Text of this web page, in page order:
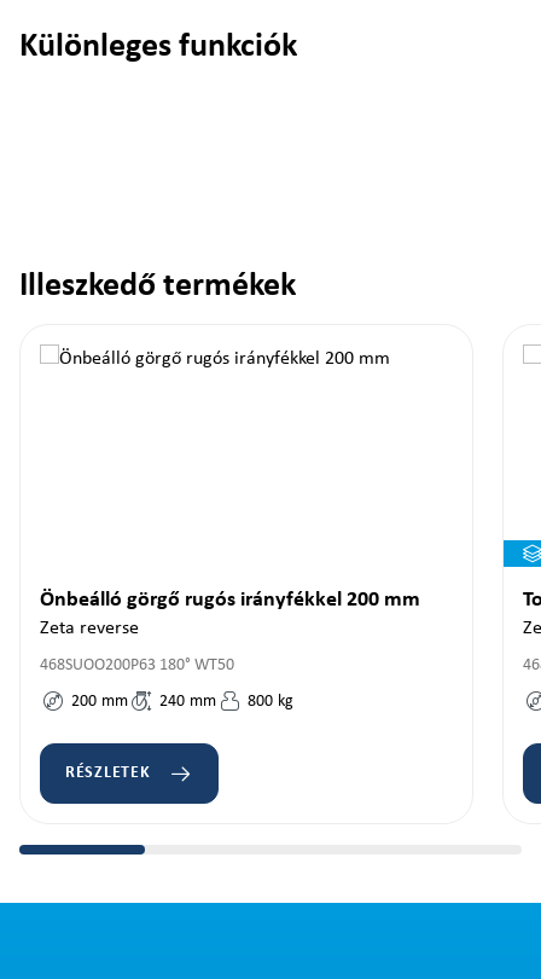
Különleges funkciók
Termékgaléria kihagyása
Illeszkedő termékek
Önbeálló görgő rugós irányfékkel 200 mm
Zeta reverse
468SUOO200P63 180° WT50
200 mm 240 mm 800 kg
RÉSZLETEK